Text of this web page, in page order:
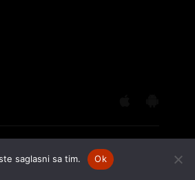
saglasni sa tim. Ok